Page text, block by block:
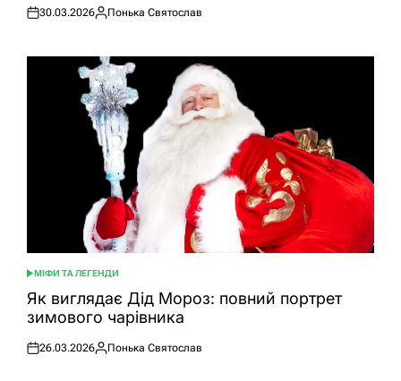
Оприлюднено
30.03.2026
Опубліковано
Понька Святослав
ОПУБЛІКУВАТИ
У
МІФИ ТА ЛЕГЕНДИ
Як виглядає Дід Мороз: повний портрет
зимового чарівника
Оприлюднено
26.03.2026
Опубліковано
Понька Святослав